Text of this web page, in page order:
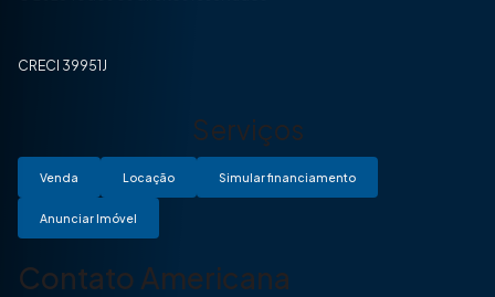
CRECI 39951J
Serviços
Venda Locação Simular financiamento
Anunciar Imóvel
Contato Americana